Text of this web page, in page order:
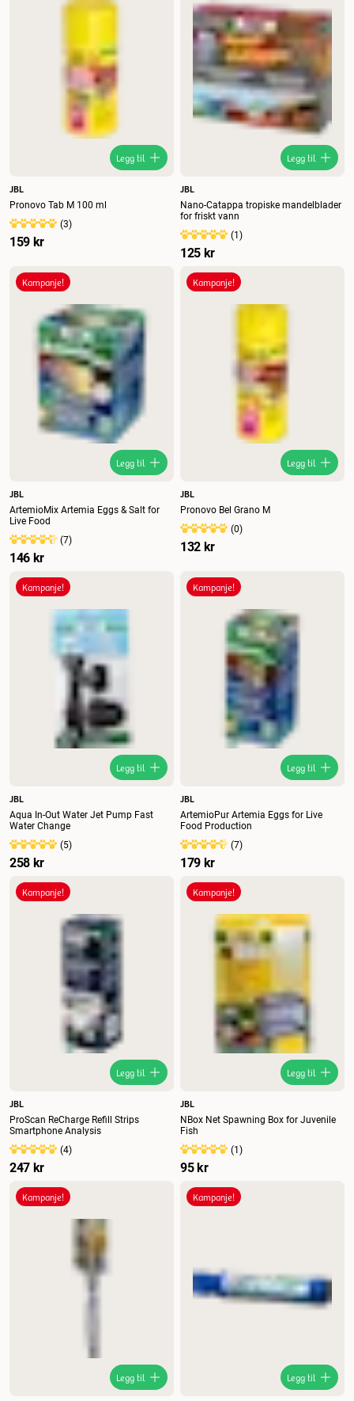
Legg til
JBL
Pronovo Tab M 100 ml
(3)
159 kr
Legg til
JBL
Nano-Catappa tropiske mandelblader
for friskt vann
(1)
125 kr
Kampanje!
Legg til
JBL
ArtemioMix Artemia Eggs & Salt for
Live Food
(7)
146 kr
Kampanje!
Legg til
JBL
Pronovo Bel Grano M
(0)
132 kr
Kampanje!
Legg til
JBL
Aqua In-Out Water Jet Pump Fast
Water Change
(5)
258 kr
Kampanje!
Legg til
JBL
ArtemioPur Artemia Eggs for Live
Food Production
(7)
179 kr
Kampanje!
Legg til
JBL
ProScan ReCharge Refill Strips
Smartphone Analysis
(4)
247 kr
Kampanje!
Legg til
JBL
NBox Net Spawning Box for Juvenile
Fish
(1)
95 kr
Kampanje!
Legg til
Kampanje!
Legg til